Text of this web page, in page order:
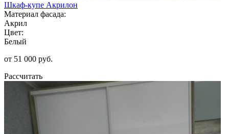
Шкаф-купе Акрилон
Материал фасада:
Акрил
Цвет:
Белый
от 51 000 руб.
Рассчитать